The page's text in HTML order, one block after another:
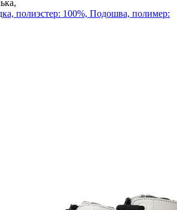
полиэстер: 100%, Подошва, полимер: